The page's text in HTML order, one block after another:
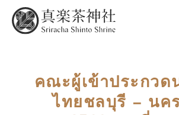
วิธีการสักการะ
คณะผู้เข้าประกวด
ไทยชลบุรี – นค